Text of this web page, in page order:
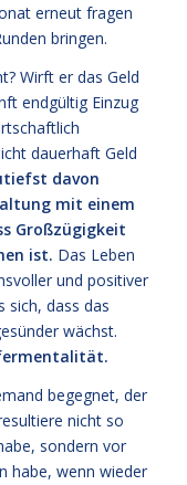
erneut fragen
bringen.
Wirft er das Geld
endgültig Einzug
dauerhaft Geld
davon
mit einem
Großzügigkeit
ist. Das Leben
und positiver
sich, dass das
wächst.
begegnet, der
nicht so
sondern vor
habe, wenn wieder